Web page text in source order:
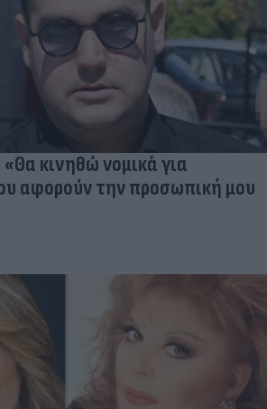
κινηθώ νομικά για
αφορούν την προσωπική μου